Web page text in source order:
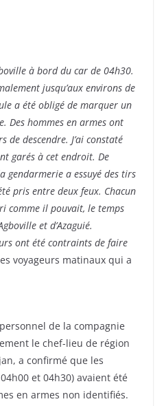
à bord du car de 04h30.
jusqu’aux environs de
a été obligé de marquer un
Des hommes en armes ont
de descendre. J’ai constaté
garés à cet endroit. De
gendarmerie a essuyé des tirs
pris entre deux feux. Chacun
comme il pouvait, le temps
et d’Azaguié.
ont été contraints de faire
voyageurs matinaux qui a
de la compagnie
le chef-lieu de région
a confirmé que les
et 04h30) avaient été
en armes non identifiés.